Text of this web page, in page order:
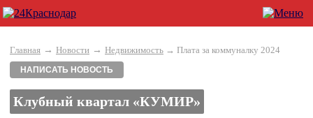
Главная → Новости → Недвижимость → Плата за коммуналку 2024
НАПИСАТЬ НОВОСТЬ
Клубный квартал «КУМИР»